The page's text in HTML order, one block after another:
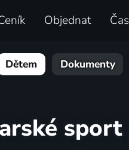
Objednat
Dětem Dokumenty